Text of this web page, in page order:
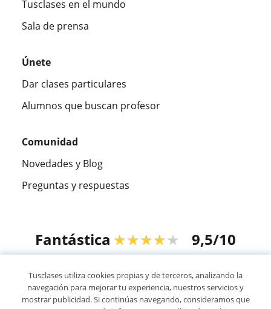
Tusclases en el mundo
Sala de prensa
Únete
Dar clases particulares
Alumnos que buscan profesor
Comunidad
Novedades y Blog
Preguntas y respuestas
Fantástica ★★★★★ 9,5/10
© 2007 - 2026 Tusclases.com.uy
Tusclases utiliza cookies propias y de terceros, analizando la
navegación para mejorar tu experiencia, nuestros servicios y
mostrar publicidad. Si continúas navegando, consideramos que